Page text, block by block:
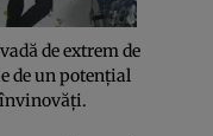
de extrem de
de un potențial